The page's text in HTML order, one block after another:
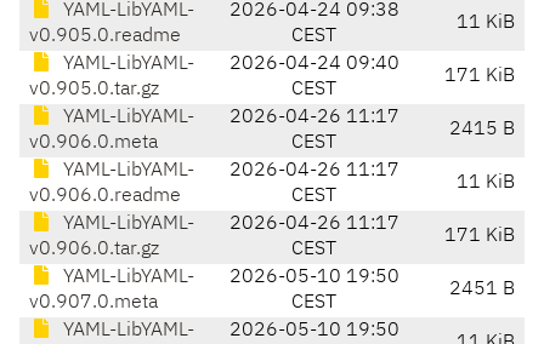
YAML-LibYAML-
v0.905.0.readme
2026-04-24 09:38
CEST
11 KiB
YAML-LibYAML-
v0.905.0.tar.gz
2026-04-24 09:40
CEST
171 KiB
YAML-LibYAML-
v0.906.0.meta
2026-04-26 11:17
CEST
2415 B
YAML-LibYAML-
v0.906.0.readme
2026-04-26 11:17
CEST
11 KiB
YAML-LibYAML-
v0.906.0.tar.gz
2026-04-26 11:17
CEST
171 KiB
YAML-LibYAML-
v0.907.0.meta
2026-05-10 19:50
CEST
2451 B
YAML-LibYAML- 2026-05-10 19:50